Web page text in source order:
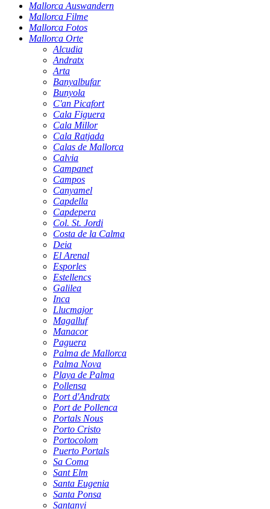
Mallorca Auswandern
Mallorca Filme
Mallorca Fotos
Mallorca Orte
Alcudia
Andratx
Arta
Banyalbufar
Bunyola
C'an Picafort
Cala Figuera
Cala Millor
Cala Ratjada
Calas de Mallorca
Calvia
Campanet
Campos
Canyamel
Capdella
Capdepera
Col. St. Jordi
Costa de la Calma
Deia
El Arenal
Esporles
Estellencs
Galilea
Inca
Llucmajor
Magalluf
Manacor
Paguera
Palma de Mallorca
Palma Nova
Playa de Palma
Pollensa
Port d'Andratx
Port de Pollenca
Portals Nous
Porto Cristo
Portocolom
Puerto Portals
Sa Coma
Sant Elm
Santa Eugenia
Santa Ponsa
Santanyi